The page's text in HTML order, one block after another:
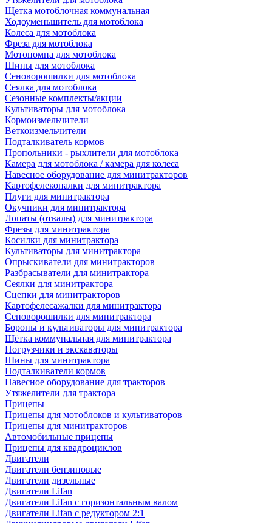
Щетка мотоблочная коммунальная
Ходоуменьшитель для мотоблока
Колеса для мотоблока
Фреза для мотоблока
Мотопомпа для мотоблока
Шины для мотоблока
Сеноворошилки для мотоблока
Сеялка для мотоблока
Сезонные комплекты/акции
Культиваторы для мотоблока
Кормоизмельчители
Веткоизмельчители
Подталкиватель кормов
Пропольники - рыхлители для мотоблока
Камера для мотоблока / камера для колеса
Навесное оборудование для минитракторов
Картофелекопалки для минитрактора
Плуги для минитрактора
Окучники для минитрактора
Лопаты (отвалы) для минитрактора
Фрезы для минитрактора
Косилки для минитрактора
Культиваторы для минитрактора
Опрыскиватели для минитракторов
Разбрасыватели для минитрактора
Сеялки для минитрактора
Сцепки для минитракторов
Картофелесажалки для минитрактора
Сеноворошилки для минитрактора
Бороны и культиваторы для минитрактора
Щётка коммунальная для минитрактора
Погрузчики и экскаваторы
Шины для минитрактора
Подталкиватели кормов
Навесное оборудование для тракторов
Утяжелители для трактора
Прицепы
Прицепы для мотоблоков и культиваторов
Прицепы для минитракторов
Автомобильные прицепы
Прицепы для квадроциклов
Двигатели
Двигатели бензиновые
Двигатели дизельные
Двигатели Lifan
Двигатели Lifan с горизонтальным валом
Двигатели Lifan с редуктором 2:1